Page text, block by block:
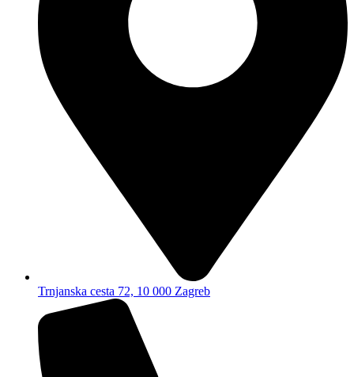
Trnjanska cesta 72, 10 000 Zagreb